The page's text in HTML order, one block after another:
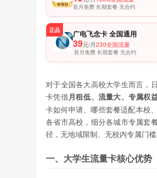
首月免费 长期套餐 无合约
正品 广电飞念卡 全国通用
39元/月230全国流量
首月免费 长期套餐 无合约
对于全国各大高校大学生而言，
卡凭借月租低、流量大、专属权
卡如何申请、哪些套餐适配本校
各省市高校，细分各城市专属套
径，无地域限制、无校内专属门
一、大学生流量卡核心优势